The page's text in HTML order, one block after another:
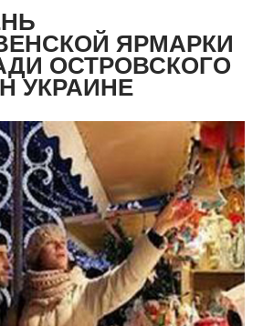
ЯРМАРКИ
ОСТРОВСКОГО
УКРАИНЕ